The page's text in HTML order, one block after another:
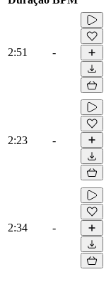
2:51 -
2:23 -
2:34 -